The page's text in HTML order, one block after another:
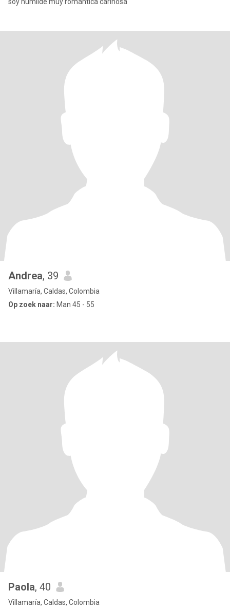
Andrea, 39
Villamaría, Caldas, Colombia
Op zoek naar: Man 45 - 55
Paola, 40
Villamaría, Caldas, Colombia